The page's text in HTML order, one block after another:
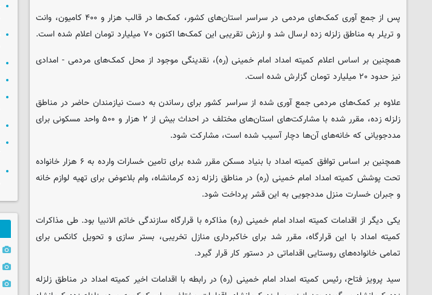
پس از جمع آوری کمک‌های مردمی در سراسر استان‌های کشور، کمک‌ها در قالب هزار و ۴۰۰ کامیون، وانت
و تریلر به مناطق زلزله زده ارسال شد و ارزش تقریبی این کمک‌ها اکنون ۷۰ میلیارد تومان اعلام شده است.
همچنین بر اساس اعلام کمیته امداد امام خمینی (ره)، نقدینگی موجود از محل کمک‌های مردمی - امدادی
نیز حدود ۲۰ میلیارد تومان گزارش شده است.
علاوه بر کمک‌های مردمی جمع آوری شده از سراسر کشور برای رساندن به دست نیازمندان حاضر در مناطق
زلزله زده، مقرر شده با مشارکت‌های استان‌های مختلف در احداث بیش از ۲ هزار و ۵۰۰ واحد مسکونی برای
مددجویانی که خانه‌های آن‌ها دچار آسیب شده است، مشارکت شود.
همچنین بر اساس توافق کمیته امداد با بنیاد مسکن مقرر شده برای تامین خسارات وارده به ۶ هزار خانواده
تحت پوشش کمیته امداد امام خمینی (ره) در مناطق زلزله زده کرمانشاه، وام بلاعوض برای تهیه لوازم خانه
و جبران خسارت منزل مددجویی به این قشر پرداخت شود.
یکی دیگر از اقدامات کمیته امداد امام خمینی (ره) مذاکره با قرارگاه سازندگی خاتم الانبیا بود. طی مذاکرات
کمیته امداد با این قرارگاه، مقرر شد برای خاکبرداری منازل تخریبی، بستر سازی و تحویل کانکس برای
تمامی خانواده‌های روستایی اقداماتی در دستور کار قرار گیرد.
سید پرویز فتاح، رئیس کمیته امداد امام خمینی (ره) در رابطه با اقدامات اخیر کمیته امداد در مناطق زلزله